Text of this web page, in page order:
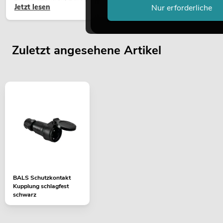
hochwertige Begrünung gehört heute längst zum modernen
Raumkonzept.
Jetzt lesen
Zuletzt angesehene Artikel
BALS Schutzkontakt
Kupplung schlagfest
schwarz
Nur erforderliche